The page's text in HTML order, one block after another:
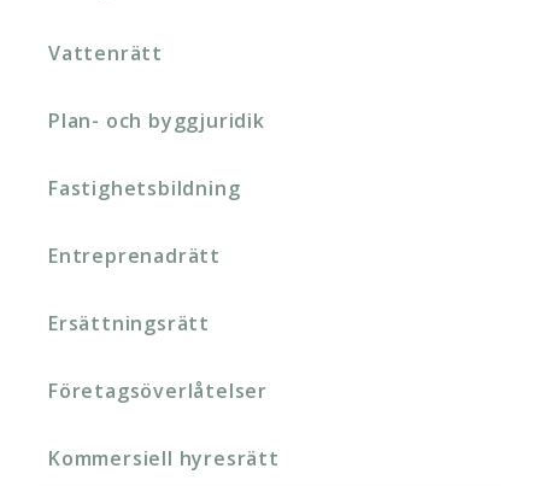
Vattenrätt
Plan- och byggjuridik
Fastighetsbildning
Entreprenadrätt
Ersättningsrätt
Företagsöverlåtelser
Kommersiell hyresrätt